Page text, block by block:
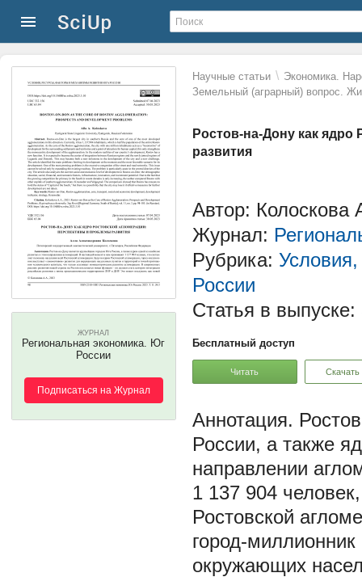
Научные статьи \ Экономика.
Земельный (аграрный) вопрос.
Ростов-на-Дону как
развития
ЖУРНАЛ
Региональная экономика. Юг
России
Подписаться на Журнал
Автор: Колоскова
Журнал:
Рубрика:
России
Статья в выпуске:
Бесплатный доступ
Читать Скачать
России, а также
направлении
1 137 904
Ростовской
город-
окружающих